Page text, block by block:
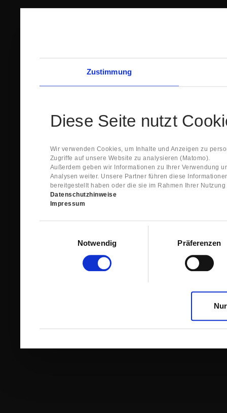
Zustimmung
Diese Seite nutzt
Wir verwenden Cookies, um Inhalte und Anzeigen zu
Zugriffe auf unsere Website zu analysieren (Matomo).
Außerdem geben wir Informationen zu Ihrer Verwendung
Analysen weiter. Unsere Partner führen diese
bereitgestellt haben oder die sie im Rahmen Ihrer
Datenschutzhinweise
Impressum
Notwendig
Präferenzen